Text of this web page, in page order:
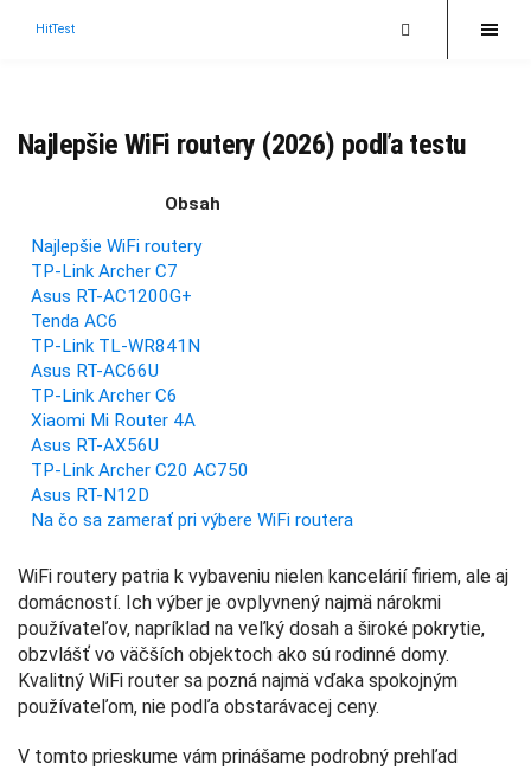
HitTest
Najlepšie WiFi routery (2026) podľa testu
Obsah
Najlepšie WiFi routery
TP-Link Archer C7
Asus RT-AC1200G+
Tenda AC6
TP-Link TL-WR841N
Asus RT-AC66U
TP-Link Archer C6
Xiaomi Mi Router 4A
Asus RT-AX56U
TP-Link Archer C20 AC750
Asus RT-N12D
Na čo sa zamerať pri výbere WiFi routera
WiFi routery patria k vybaveniu nielen kancelárií firiem, ale aj
domácností. Ich výber je ovplyvnený najmä nárokmi
používateľov, napríklad na veľký dosah a široké pokrytie,
obzvlášť vo väčších objektoch ako sú rodinné domy.
Kvalitný WiFi router sa pozná najmä vďaka spokojným
používateľom, nie podľa obstarávacej ceny.
V tomto prieskume vám prinášame podrobný prehľad